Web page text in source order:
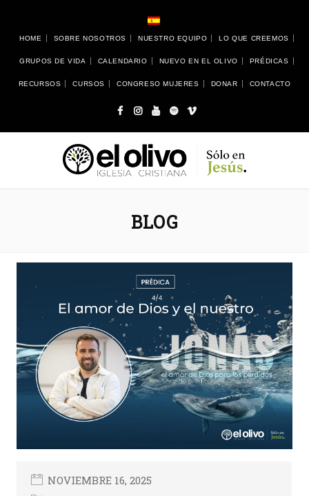
HOME SOBRE NOSOTROS NUESTRO EQUIPO LO QUE CREEMOS
GRUPOS DE VIDA CALENDARIO NUEVO EN EL OLIVO PRÉDICAS
RECURSOS CURSOS CONGRESO MUJERES DONAR CONTACTO
BLOG
NOVIEMBRE 16, 2025